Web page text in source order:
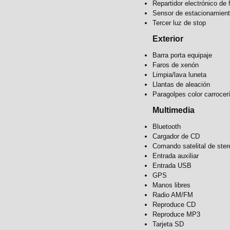
Repartidor electrónico de
Sensor de
Tercer luz de stop
Exterior
Barra porta equipaje
Faros de xenón
Limpia/lava luneta
Llantas de aleación
Paragolpes color
Multimedia
Bluetooth
Cargador de CD
Comando satelital de
Entrada auxiliar
Entrada USB
GPS
Manos libres
Radio AM/FM
Reproduce CD
Reproduce MP3
Tarjeta SD